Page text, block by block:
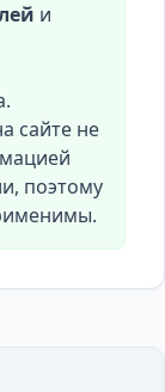
и
сайте не
поэтому